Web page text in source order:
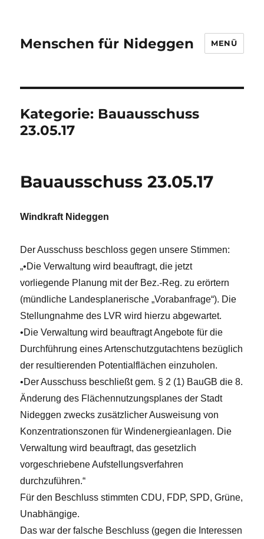
Menschen für Nideggen MENÜ
Kategorie: Bauausschuss
23.05.17
Bauausschuss 23.05.17
Windkraft Nideggen
Der Ausschuss beschloss gegen unsere Stimmen:
„•Die Verwaltung wird beauftragt, die jetzt
vorliegende Planung mit der Bez.-Reg. zu erörtern
(mündliche Landesplanerische „Vorabanfrage“). Die
Stellungnahme des LVR wird hierzu abgewartet.
•Die Verwaltung wird beauftragt Angebote für die
Durchführung eines Artenschutzgutachtens bezüglich
der resultierenden Potentialflächen einzuholen.
•Der Ausschuss beschließt gem. § 2 (1) BauGB die 8.
Änderung des Flächennutzungsplanes der Stadt
Nideggen zwecks zusätzlicher Ausweisung von
Konzentrationszonen für Windenergieanlagen. Die
Verwaltung wird beauftragt, das gesetzlich
vorgeschriebene Aufstellungsverfahren
durchzuführen.“
Für den Beschluss stimmten CDU, FDP, SPD, Grüne,
Unabhängige.
Das war der falsche Beschluss (gegen die Interessen